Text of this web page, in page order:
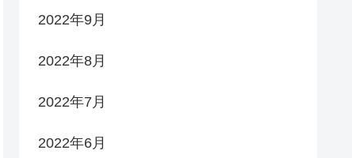
2022年9月
2022年8月
2022年7月
2022年6月